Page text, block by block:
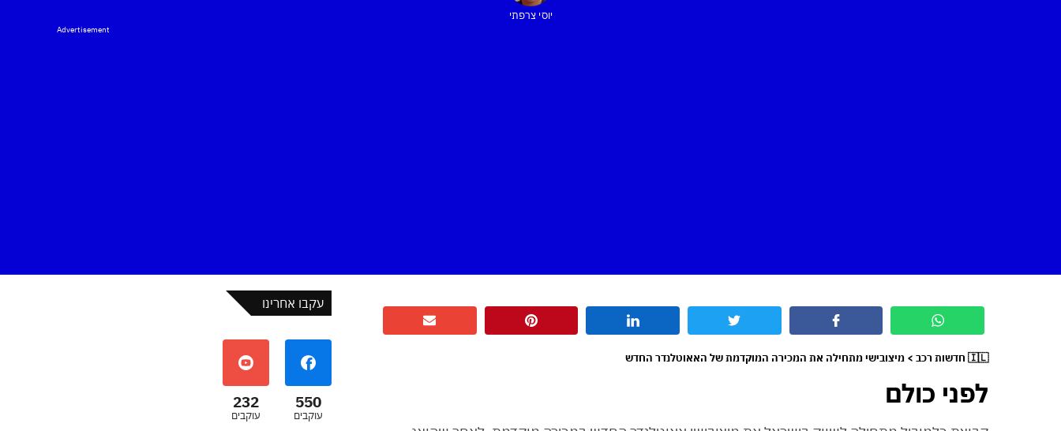
יוסי צרפתי
Advertisement
🇮🇱 חדשות רכב > מיצובישי מתחילה את המכירה המוקדמת של האאוטלנדר החדש
לפני כולם
עקבו אחרינו
550
עוקבים
232
עוקבים